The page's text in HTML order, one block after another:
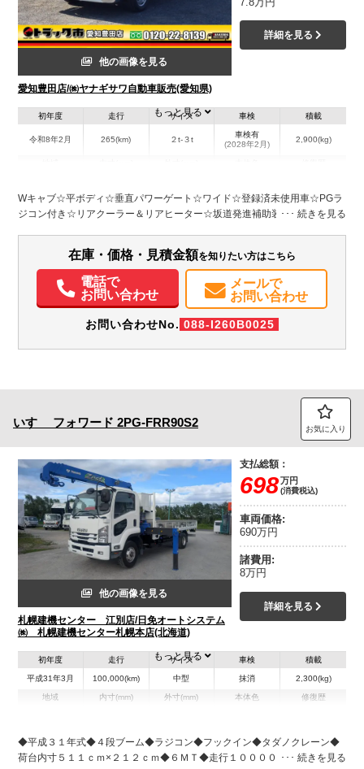
他の画像を見る
愛知豊田店/㈱ヤナギサワ自動車販売(愛知県)
詳細を見る
初年度
令和8年2月
走行
265(km)
サイズ
２t-３t
車検
車検有
(2028年2月)
積載
2,900(kg)
愛知県 -
W:1,990
H:2,230
パワステ パワーウィンドウ ABS エアバッグ バックモニター
もっと見る
Wキャブ☆平ボディ☆垂直パワーゲート☆ワイド☆登録済未使用車☆PGラ
ジコン付き☆リアクーラー＆リアヒーター☆坂道発進補助装置☆アイドリ
☆LEDヘッドライト☆AT
在庫・価格・見積金額を知りたい方はこちら
電話で
お問い合わせ
メールで
お問い合わせ
お問い合わせNo. 088-I260B0025
いすゞ フォワード 2PG-FRR90S2 お気に入り
他の画像を見る
札幌建機センター 江別店/日免オートシステム
㈱ 札幌建機センター札幌本店(北海道)
支払総額：
698万円
(消費税込)
車両価格:
690万円
諸費用:
8万円
詳細を見る
初年度
平成31年3月
走行
100,000(km)
サイズ
中型
車検
抹消
積載
2,300(kg)
地域 内寸(mm) 外寸(mm) 本体色 修復歴
もっと見る
◆平成３１年式◆４段ブーム◆ラジコン◆フックイン◆タダノクレーン◆
荷台内寸５１１ｃｍ×２１２ｃｍ◆６ＭＴ◆走行１０００００Ｋｍ◆排気量